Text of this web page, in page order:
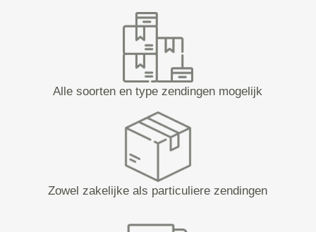
Alle soorten en type zendingen mogelijk
Zowel zakelijke als particuliere zendingen